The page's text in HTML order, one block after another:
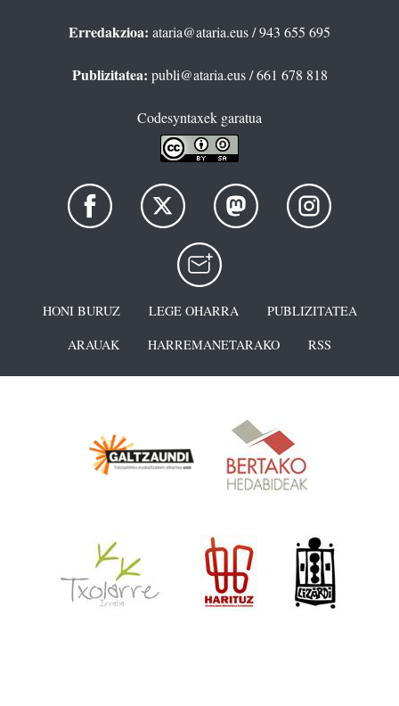
Erredakzioa: ataria@ataria.eus/ 943 655 695
Publizitatea: publi@ataria.eus/ 661 678 818
Codesyntaxek garatua
HONI BURUZ LEGE OHARRA
PUBLIZITATEA
ARAUAK
HARREMANETARAKO RSS